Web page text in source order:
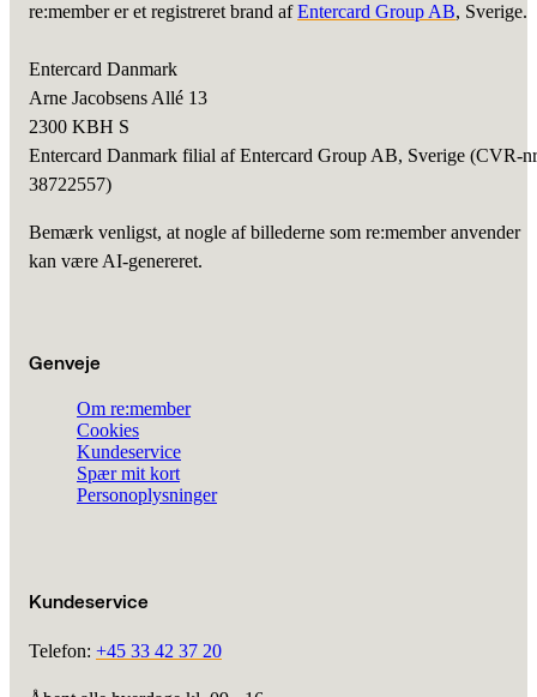
re:member er et registreret brand afEntercard Group AB, Sverige.
Entercard Danmark
Arne Jacobsens Allé 13
2300 KBH S
Entercard Danmark filial af Entercard Group AB, Sverige (CVR-nr
38722557)
Bemærk venligst, at nogle af billederne som re:member anvender
kan være AI-genereret.
Genveje
Om re:member
Cookies
Kundeservice
Spær mit kort
Personoplysninger
Kundeservice
Telefon: +45 33 42 37 20